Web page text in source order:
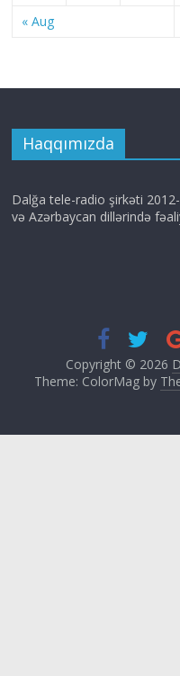
« Aug
Haqqımızda
Dalğa tele-radio şirkəti
və Azərbaycan dillərində
Copyright © 2026
Theme: ColorMag by